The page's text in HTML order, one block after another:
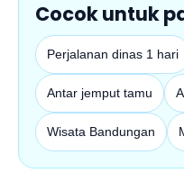
Cocok untuk
Perjalanan dinas 1 hari
Antar jemput tamu
Wisata Bandungan